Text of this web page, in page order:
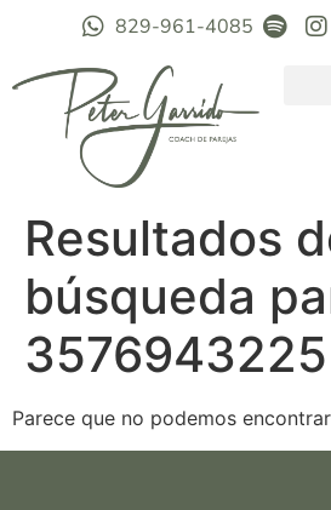
829-961-4085
Resultados
búsqueda
3576943225
Parece que no podemos